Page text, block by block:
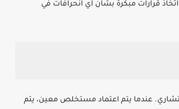
اتخاذ قرارات مبكرة بشأن أي انحرافات في
عندما يتم اعتماد مستخلص معين، يتم